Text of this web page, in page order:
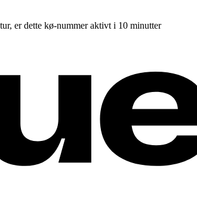
er dette kø-nummer aktivt i 10 minutter